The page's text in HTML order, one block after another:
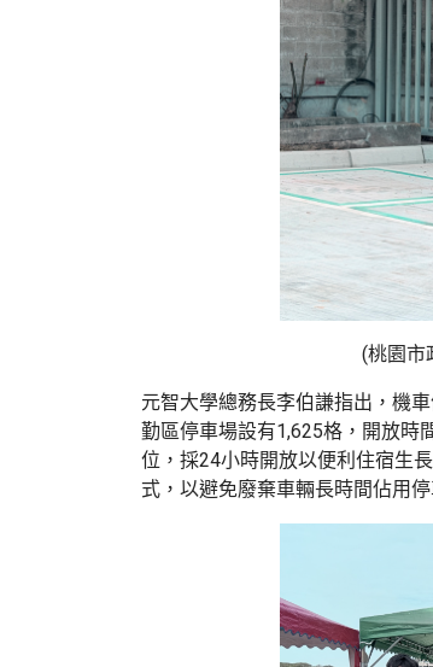
(桃園市
元智大學總務長李伯謙指出，機
勤區停車場設有1,625格，開放時
位，採24小時開放以便利住宿生
式，以避免廢棄車輛長時間佔用停